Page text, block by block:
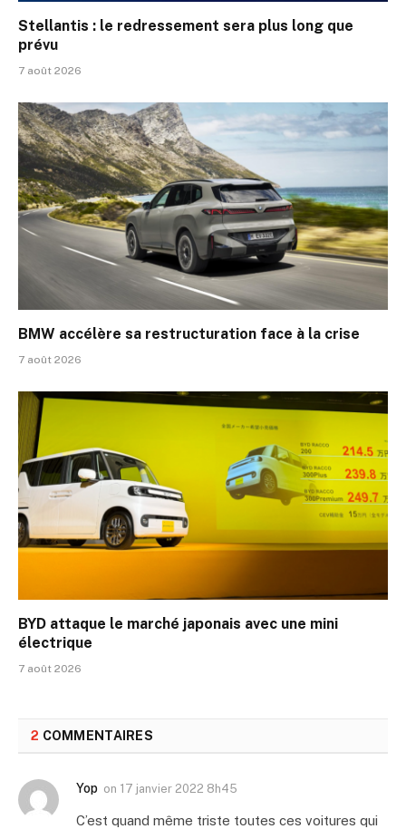
Stellantis : le redressement sera plus long que
prévu
7 août 2026
BMW accélère sa restructuration face à la crise
7 août 2026
BYD attaque le marché japonais avec une mini
électrique
7 août 2026
2 COMMENTAIRES
Yop on 17 janvier 2022 8h45
C’est quand même triste toutes ces voitures qui